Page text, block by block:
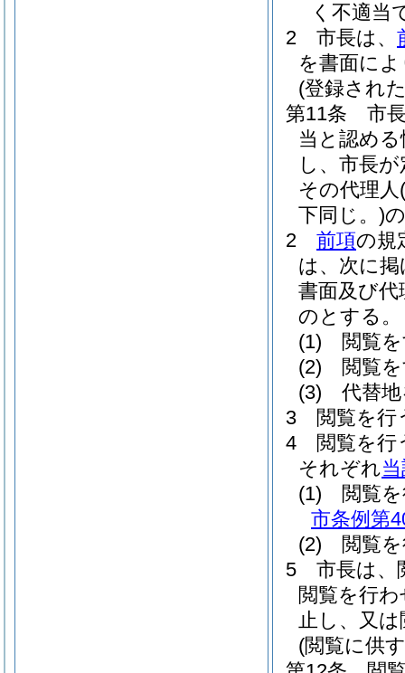
く不適当
2
市長は、
を書面に
(登録され
第11条
市
当と認め
し、市長
その代理人
下同じ。)
2
前項の規
は、次に
書面及び
のとする。
(1)
閲覧
(2)
閲覧
(3)
代替
3
閲覧を行
4
閲覧を行
それぞれ
(1)
閲覧
市条例第
(2)
閲覧
5
市長は、
閲覧を行
止し、又
(閲覧に供